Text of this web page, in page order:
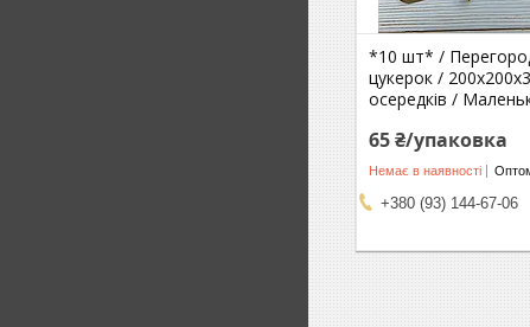
*10 шт* /
цукерок /
осередків /
65 ₴/упаковка
Немає в наявності
+380 (93) 144-67-06